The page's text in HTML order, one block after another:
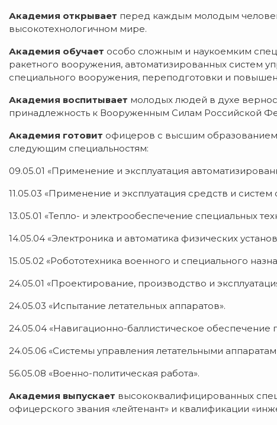
Академия открывает перед каждым молодым
высокотехнологичном мире.
Академия обучает особо сложным и наукоемким
ракетного вооружения, автоматизированных систем
специального вооружения, переподготовки и
Академия воспитывает молодых людей в духе
принадлежность к Вооруженным Силам Российской
Академия готовит офицеров с высшим
следующим специальностям:
09.05.01 «Применение и эксплуатация
11.05.03 «Применение и эксплуатация средств и
13.05.01 «Тепло- и электрообеспечение специальных
14.05.04 «Электроника и автоматика физических
15.05.02 «Робототехника военного и специального
24.05.01 «Проектирование, производство и
24.05.03 «Испытание летательных аппаратов».
24.05.04 «Навигационно-баллистическое обеспечение
24.05.06 «Системы управления летательными
56.05.08 «Военно-политическая работа».
Академия выпускает высококвалифицированных
офицерского звания «лейтенант» и квалификации